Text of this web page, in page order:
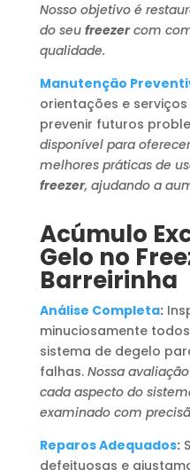
Nosso objetivo é
do seu freezercom
qualidade.
Manutenção
orientações e
prevenir futuros
disponível para
melhores práticas de
freezer, ajudando a
Acúmulo
Gelo no
Barreirinha
Análise Completa:
minuciosamente
sistema de degelo
falhas. Nossa
cada aspecto do
examinado com
Reparos Adequados:
defeituosas e